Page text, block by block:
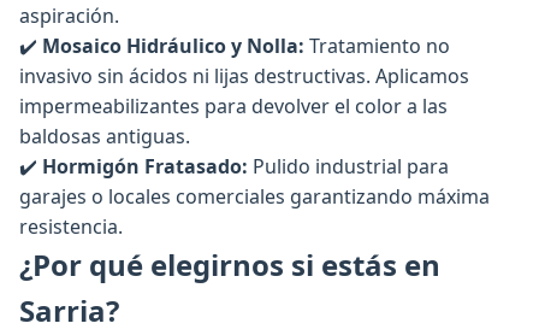
aspiración.
✔️ Mosaico Hidráulico y Nolla: Tratamiento no
invasivo sin ácidos ni lijas destructivas. Aplicamos
impermeabilizantes para devolver el color a las
baldosas antiguas.
✔️ Hormigón Fratasado: Pulido industrial para
garajes o locales comerciales garantizando máxima
resistencia.
¿Por qué elegirnos si estás en
Sarria?